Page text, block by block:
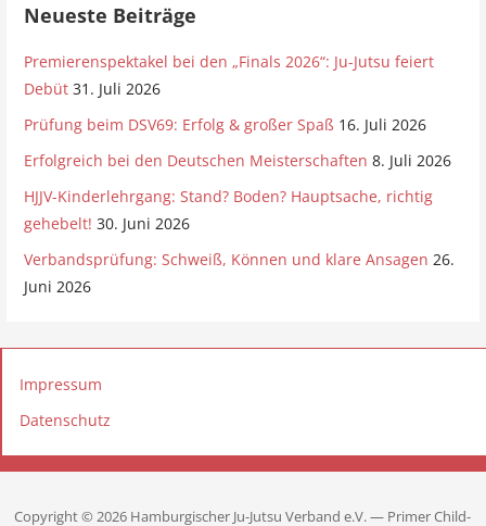
Neueste Beiträge
Premierenspektakel bei den „Finals 2026“: Ju-Jutsu feiert
Debüt 31. Juli 2026
Prüfung beim DSV69: Erfolg & großer Spaß 16. Juli 2026
Erfolgreich bei den Deutschen Meisterschaften 8. Juli 2026
HJJV-Kinderlehrgang: Stand? Boden? Hauptsache, richtig
gehebelt! 30. Juni 2026
Verbandsprüfung: Schweiß, Können und klare Ansagen 26.
Juni 2026
Impressum
Datenschutz
Copyright © 2026 Hamburgischer Ju-Jutsu Verband e.V. — Primer Child-